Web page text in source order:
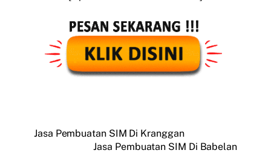
Jasa Pembuatan SIM Di Kranggan
Jasa Pembuatan SIM Di Babelan